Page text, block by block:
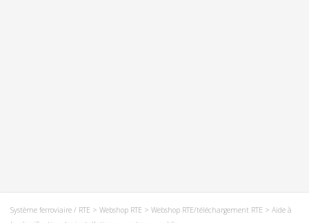
Système ferroviaire / RTE > Webshop RTE > Webshop RTE/téléchargement RTE > Aide à